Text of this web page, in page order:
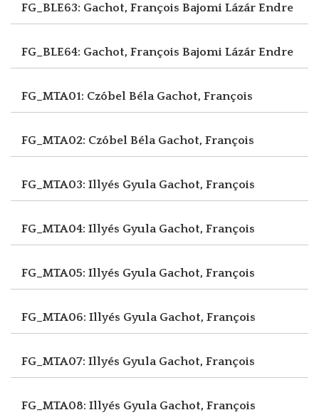
FG_BLE63: Gachot, François Bajomi Lázár Endre
FG_BLE64: Gachot, François Bajomi Lázár Endre
FG_MTA01: Czóbel Béla Gachot, François
FG_MTA02: Czóbel Béla Gachot, François
FG_MTA03: Illyés Gyula Gachot, François
FG_MTA04: Illyés Gyula Gachot, François
FG_MTA05: Illyés Gyula Gachot, François
FG_MTA06: Illyés Gyula Gachot, François
FG_MTA07: Illyés Gyula Gachot, François
FG_MTA08: Illyés Gyula Gachot, François